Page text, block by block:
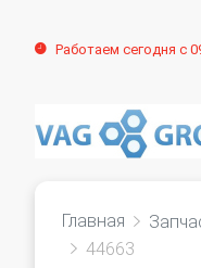
Работаем сегодня с
Главная
44663